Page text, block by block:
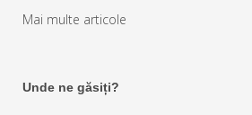
Mai multe articole
Unde ne găsiți?